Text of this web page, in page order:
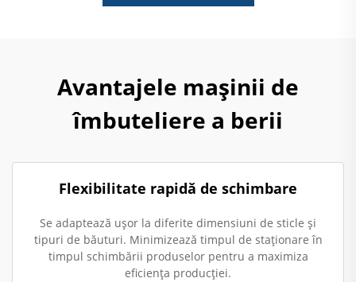
Avantajele mașinii de
îmbuteliere a berii
Flexibilitate rapidă de schimbare
Se adaptează ușor la diferite dimensiuni de sticle și
tipuri de băuturi. Minimizează timpul de staționare în
timpul schimbării produselor pentru a maximiza
eficiența producției.